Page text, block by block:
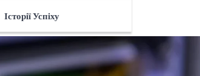
Історії Успіху